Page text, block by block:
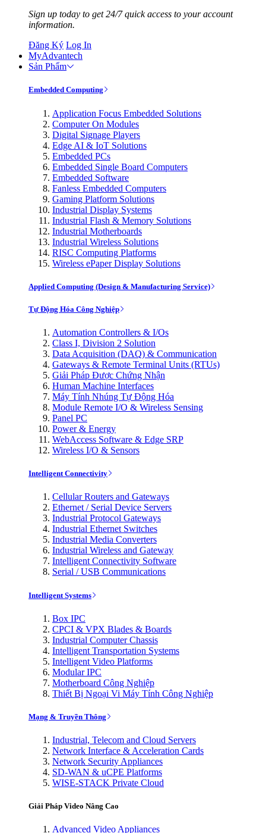
Sign up today to get 24/7 quick access to your account
information.
Đăng Ký Log In
MyAdvantech
Sản Phẩm
Embedded Computing
Application Focus Embedded Solutions
Computer On Modules
Digital Signage Players
Edge AI & IoT Solutions
Embedded PCs
Embedded Single Board Computers
Embedded Software
Fanless Embedded Computers
Gaming Platform Solutions
Industrial Display Systems
Industrial Flash & Memory Solutions
Industrial Motherboards
Industrial Wireless Solutions
RISC Computing Platforms
Wireless ePaper Display Solutions
Applied Computing (Design & Manufacturing Service)
Tự Động Hóa Công Nghiệp
Automation Controllers & I/Os
Class I, Division 2 Solution
Data Acquisition (DAQ) & Communication
Gateways & Remote Terminal Units (RTUs)
Giải Pháp Được Chứng Nhận
Human Machine Interfaces
Máy Tính Nhúng Tự Động Hóa
Module Remote I/O & Wireless Sensing
Panel PC
Power & Energy
WebAccess Software & Edge SRP
Wireless I/O & Sensors
Intelligent Connectivity
Cellular Routers and Gateways
Ethernet / Serial Device Servers
Industrial Protocol Gateways
Industrial Ethernet Switches
Industrial Media Converters
Industrial Wireless and Gateway
Intelligent Connectivity Software
Serial / USB Communications
Intelligent Systems
Box IPC
CPCI & VPX Blades & Boards
Industrial Computer Chassis
Intelligent Transportation Systems
Intelligent Video Platforms
Modular IPC
Motherboard Công Nghiệp
Thiết Bị Ngoại Vi Máy Tính Công Nghiệp
Mạng & Truyền Thông
Industrial, Telecom and Cloud Servers
Network Interface & Acceleration Cards
Network Security Appliances
SD-WAN & uCPE Platforms
WISE-STACK Private Cloud
Giải Pháp Video Nâng Cao
Advanced Video Appliances